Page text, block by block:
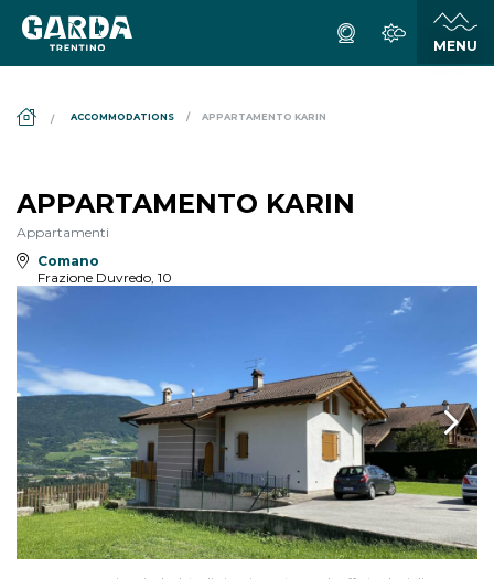
ACCOMMODATIONS APPARTAMENTO KARIN
APPARTAMENTO KARIN
Appartamenti
Comano
Frazione Duvredo, 10